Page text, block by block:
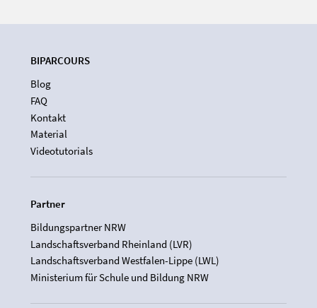
BIPARCOURS
Blog
FAQ
Kontakt
Material
Videotutorials
Partner
Bildungspartner NRW
Landschaftsverband Rheinland (LVR)
Landschaftsverband Westfalen-Lippe (LWL)
Ministerium für Schule und Bildung NRW